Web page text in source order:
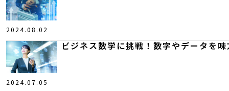
2024.08.02
2024.07.05
ビジネス数学に挑戦！数字やデータを